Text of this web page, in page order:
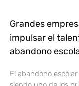
Grandes
impulsar el
abandono
El abandono